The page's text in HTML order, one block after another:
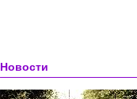
Новости